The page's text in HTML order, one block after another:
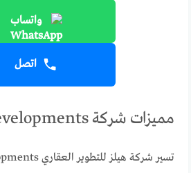
واتساب
اتصل
مميزات شركة Hills Developments